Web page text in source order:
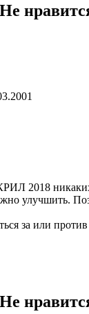
2018
улучшить.
за или